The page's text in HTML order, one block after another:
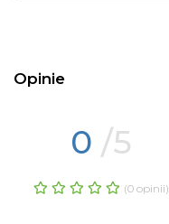
Opinie
0 /5
(0 opinii)